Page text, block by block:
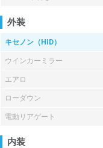
外装
キセノン（HID）
ウインカーミラー
エアロ
ローダウン
電動リアゲート
内装